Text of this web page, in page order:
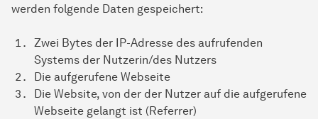
werden folgende Daten gespeichert:
Zwei Bytes der IP-Adresse des aufrufenden
Systems der Nutzerin/des Nutzers
Die aufgerufene Webseite
Die Website, von der der Nutzer auf die aufgerufene
Webseite gelangt ist (Referrer)